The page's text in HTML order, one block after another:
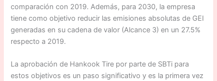
comparación con 2019. Además, para 2030, la empresa
tiene como objetivo reducir las emisiones absolutas de GEI
generadas en su cadena de valor (Alcance 3) en un 27.5%
respecto a 2019.
La aprobación de Hankook Tire por parte de SBTi para
estos objetivos es un paso significativo y es la primera vez